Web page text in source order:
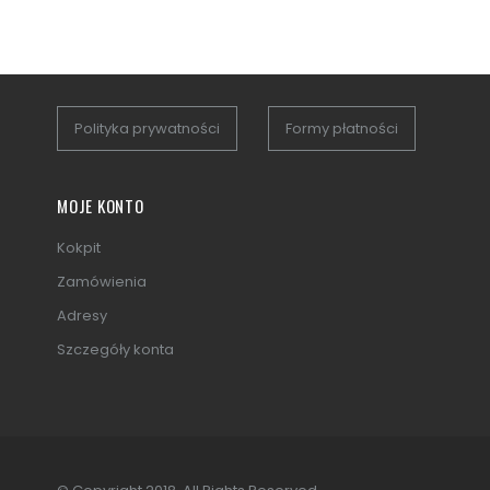
Polityka prywatności Formy płatności
MOJE KONTO
Kokpit
Zamówienia
Adresy
Szczegóły konta